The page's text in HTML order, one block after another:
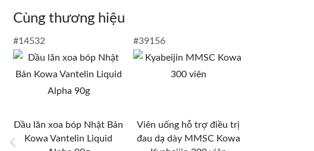
Cùng thương hiệu
#14532
Dầu lăn xoa bóp Nhật Bản
Kowa Vantelin Liquid
#39156
Viên uống hỗ trợ điều trị
đau dạ dày MMSC Kowa